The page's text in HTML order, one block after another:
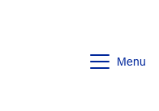
Menu